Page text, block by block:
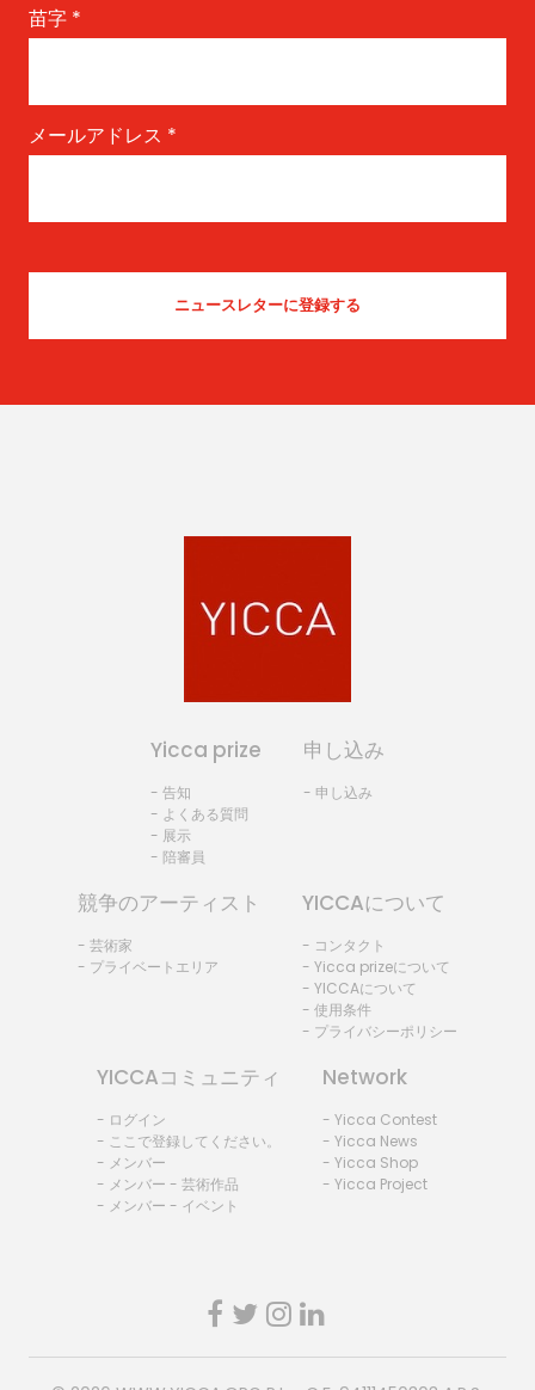
苗字 *
メールアドレス *
Yicca prize
- 告知
- よくある質問
- 展示
- 陪審員
申し込み
- 申し込み
競争のアーティスト
- 芸術家
- プライベートエリア
YICCAについて
- コンタクト
- Yicca prizeについて
- YICCAについて
- 使用条件
- プライバシーポリシー
YICCAコミュニティ
- ログイン
- ここで登録してください。
- メンバー
- メンバー - 芸術作品
- メンバー - イベント
Network
- Yicca Contest
- Yicca News
- Yicca Shop
- Yicca Project